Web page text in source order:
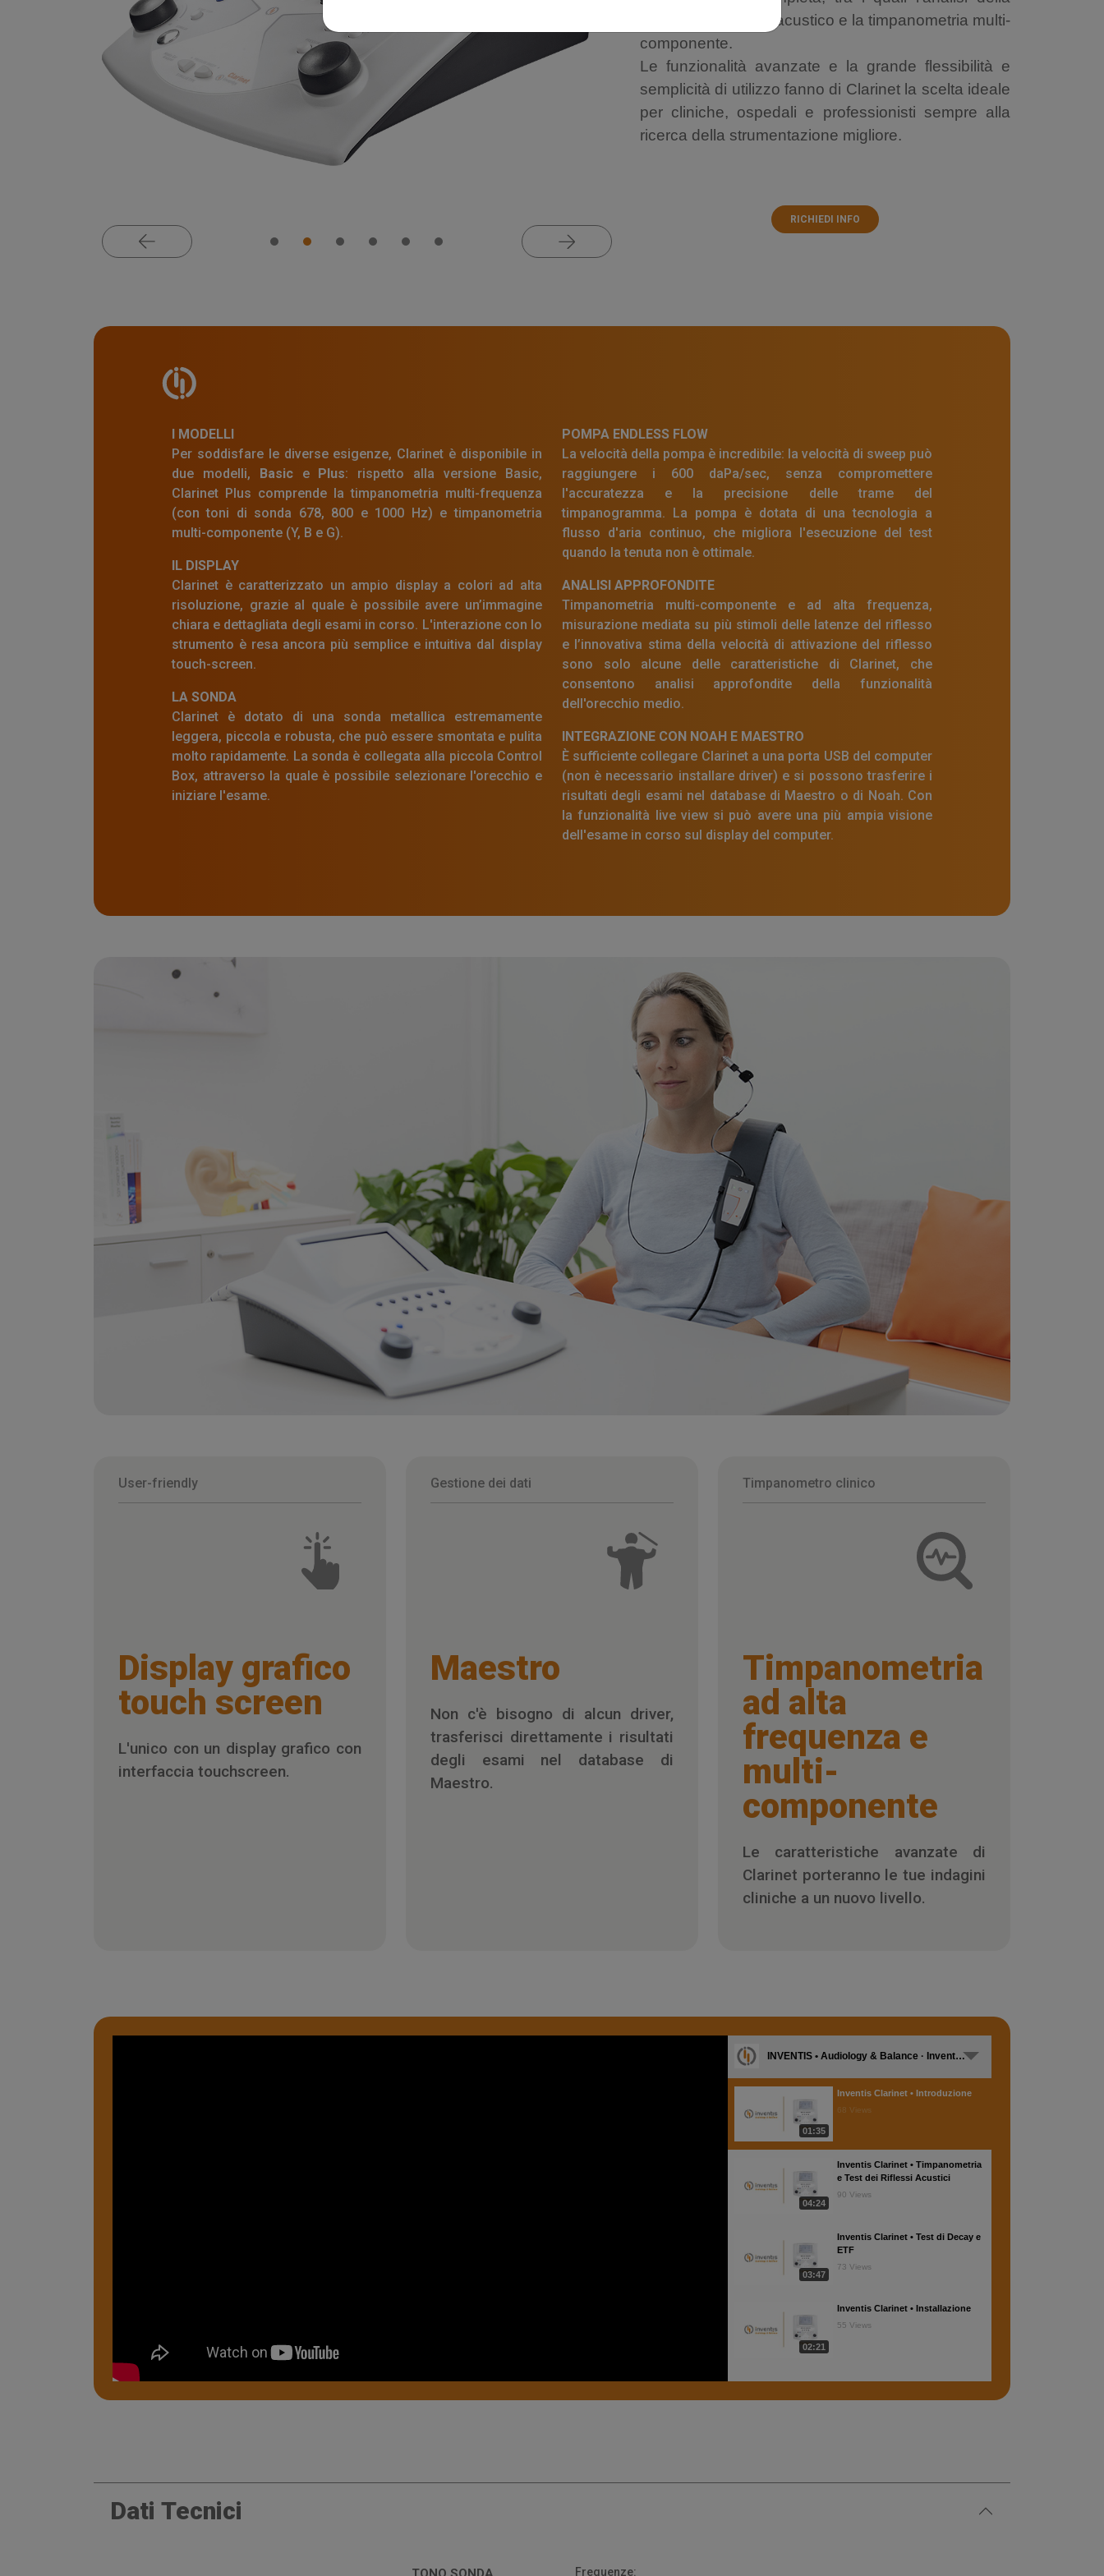
latenza del riflesso acustico e la timpanometria multi-
componente.
Le funzionalità avanzate e la grande flessibilità e
semplicità di utilizzo fanno di Clarinet la scelta ideale
per cliniche, ospedali e professionisti sempre alla
ricerca della strumentazione migliore.
RICHIEDI INFO
I MODELLI
Per soddisfare le diverse esigenze, Clarinet è disponibile in
due modelli, Basic e Plus: rispetto alla versione Basic,
Clarinet Plus comprende la timpanometria multi-frequenza
(con toni di sonda 678, 800 e 1000 Hz) e timpanometria
multi-componente (Y, B e G).
IL DISPLAY
Clarinet è caratterizzato un ampio display a colori ad alta
risoluzione, grazie al quale è possibile avere un’immagine
chiara e dettagliata degli esami in corso. L'interazione con lo
strumento è resa ancora più semplice e intuitiva dal display
touch-screen.
LA SONDA
Clarinet è dotato di una sonda metallica estremamente
leggera, piccola e robusta, che può essere smontata e pulita
molto rapidamente. La sonda è collegata alla piccola Control
Box, attraverso la quale è possibile selezionare l'orecchio e
iniziare l'esame.
POMPA ENDLESS FLOW
La velocità della pompa è incredibile: la velocità di sweep può
raggiungere i 600 daPa/sec, senza compromettere
l'accuratezza e la precisione delle trame del
timpanogramma. La pompa è dotata di una tecnologia a
flusso d'aria continuo, che migliora l'esecuzione del test
quando la tenuta non è ottimale.
ANALISI APPROFONDITE
Timpanometria multi-componente e ad alta frequenza,
misurazione mediata su più stimoli delle latenze del riflesso
e l’innovativa stima della velocità di attivazione del riflesso
sono solo alcune delle caratteristiche di Clarinet, che
consentono analisi approfondite della funzionalità
dell'orecchio medio.
INTEGRAZIONE CON NOAH E MAESTRO
È sufficiente collegare Clarinet a una porta USB del computer
(non è necessario installare driver) e si possono trasferire i
risultati degli esami nel database di Maestro o di Noah. Con
la funzionalità live view si può avere una più ampia visione
dell'esame in corso sul display del computer.
User-friendly
Display grafico
touch screen
L'unico con un display grafico con
interfaccia touchscreen.
Gestione dei dati
Maestro
Non c'è bisogno di alcun driver,
trasferisci direttamente i risultati
degli esami nel database di
Maestro.
Timpanometro clinico
Timpanometria
ad alta
frequenza e
multi-
componente
Le caratteristiche avanzate di
Clarinet porteranno le tue indagini
cliniche a un nuovo livello.
INVENTIS • Audiology & Balance · Inventis • Clarinet [IT]
01:35
Inventis Clarinet • Introduzione
68 Views
04:24
Inventis Clarinet • Timpanometria
e Test dei Riflessi Acustici
90 Views
03:47
Inventis Clarinet • Test di Decay e
ETF
73 Views
02:21
Inventis Clarinet • Installazione
55 Views
Dati Tecnici
Frequenze: